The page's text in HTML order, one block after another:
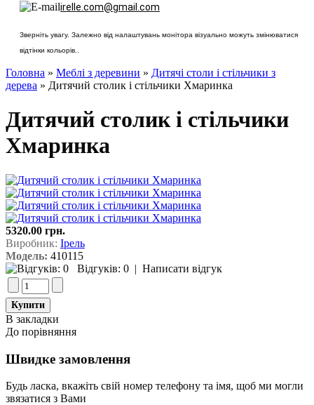
irelle.com@gmail.com
Зверніть увагу. Залежно від налаштувань монітора візуально можуть змінюватися
відтінки кольорів..
Головна » Меблі з деревини » Дитячі столи і стільчики з
дерева » Дитячий столик і стільчики Хмаринка
Дитячий столик і стільчики
Хмаринка
5320.00 грн.
Виробник: Ірель
Модель: 410115
Відгуків: 0 | Написати відгук
В закладки
До порівняння
Швидке замовлення
Будь ласка, вкажіть свій номер телефону та iмя, щоб ми могли
звязатися з Вами